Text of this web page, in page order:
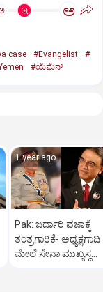
ಅ
case #Evangelist
#
#ಯೆಮೆನ್‌
1 year ago
Pak: ಜರ್ದಾರಿ ವಜಾಕ್ಕೆ
ತಂತ್ರಗಾರಿಕೆ- ಅಧ್ಯಕ್ಷಗಾದಿ
ಮೇಲೆ ಸೇನಾ ಮುಖ್ಯಸ್ಥ